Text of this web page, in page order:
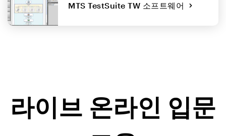
MTS TestSuite TW 소프트웨어
라이브 온라인 입문